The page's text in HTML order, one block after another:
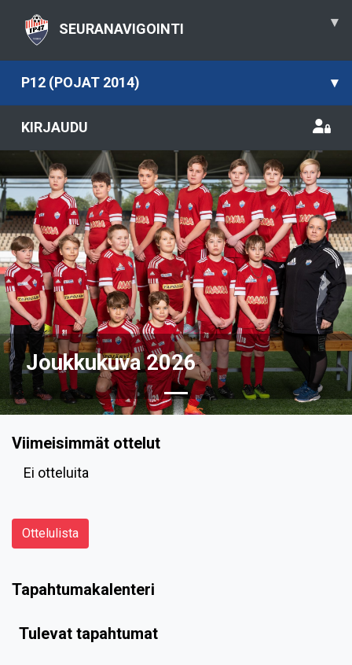
SEURANAVIGOINTI ▾
P12 (POJAT 2014) ▾
KIRJAUDU
Joukkukuva 2026
Previous
Viimeisimmät ottelut
Ei otteluita
Ottelulista
Tapahtumakalenteri
Tulevat tapahtumat